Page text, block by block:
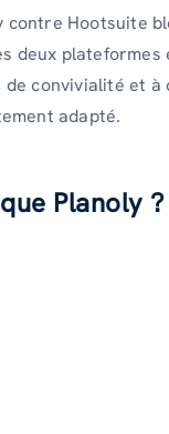
contre Hootsuite
deux plateformes
convivialité et à
adapté.
Planoly ?